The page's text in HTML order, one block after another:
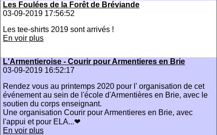
Les Foulées de la Forêt de Bréviande
03-09-2019 17:56:52
Les tee-shirts 2019 sont arrivés !
En voir plus
L'Armentieroise - Courir pour Armentieres en Brie
03-09-2019 16:52:17
Rendez vous au printemps 2020 pour l' organisation de cet
événement au sein de l'école d'Armentières en Brie, avec le
soutien du corps enseignant.
Une organisation Courir pour Armentieres en Brie, avec
l'appui et pour ELA...❤
En voir plus